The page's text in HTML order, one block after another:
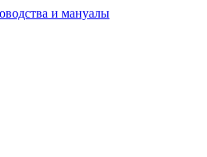
и мануалы